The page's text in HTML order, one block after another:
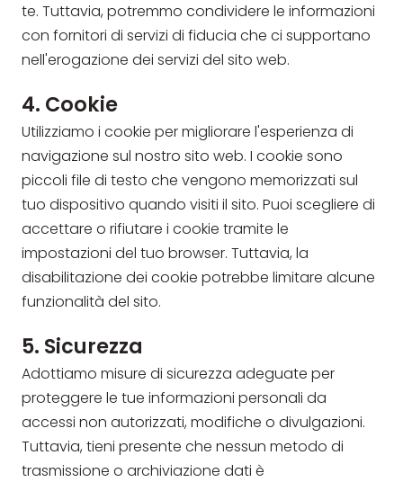
te. Tuttavia, potremmo condividere le informazioni
con fornitori di servizi di fiducia che ci supportano
nell'erogazione dei servizi del sito web.
4. Cookie
Utilizziamo i cookie per migliorare l'esperienza di
navigazione sul nostro sito web. I cookie sono
piccoli file di testo che vengono memorizzati sul
tuo dispositivo quando visiti il sito. Puoi scegliere di
accettare o rifiutare i cookie tramite le
impostazioni del tuo browser. Tuttavia, la
disabilitazione dei cookie potrebbe limitare alcune
funzionalità del sito.
5. Sicurezza
Adottiamo misure di sicurezza adeguate per
proteggere le tue informazioni personali da
accessi non autorizzati, modifiche o divulgazioni.
Tuttavia, tieni presente che nessun metodo di
trasmissione o archiviazione dati è